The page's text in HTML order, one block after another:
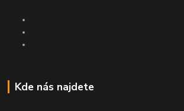
Kde nás najdete